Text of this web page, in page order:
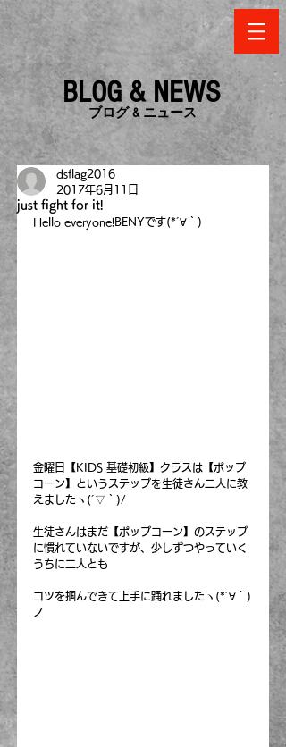
BLOG & NEWS
​ブログ & ニュース
just fight for it!
dsflag2016
2017年6月11日
Hello everyone!BENYです(*´∀｀)
金曜日【KIDS 基礎初級】クラスは【ポップ
コーン】というステップを生徒さん二人に教
えましたヽ(´▽｀)/
生徒さんはまだ【ポップコーン】のステップ
に慣れていないですが、少しずつやっていく
うちに二人とも
コツを掴んできて上手に踊れましたヽ(*´∀｀)
ノ